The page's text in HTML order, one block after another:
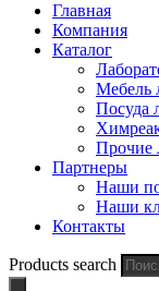
Главная
Компания
Каталог
Мебель
Посуда
Прочие
Партнеры
Наши
Наши
Контакты
Products search